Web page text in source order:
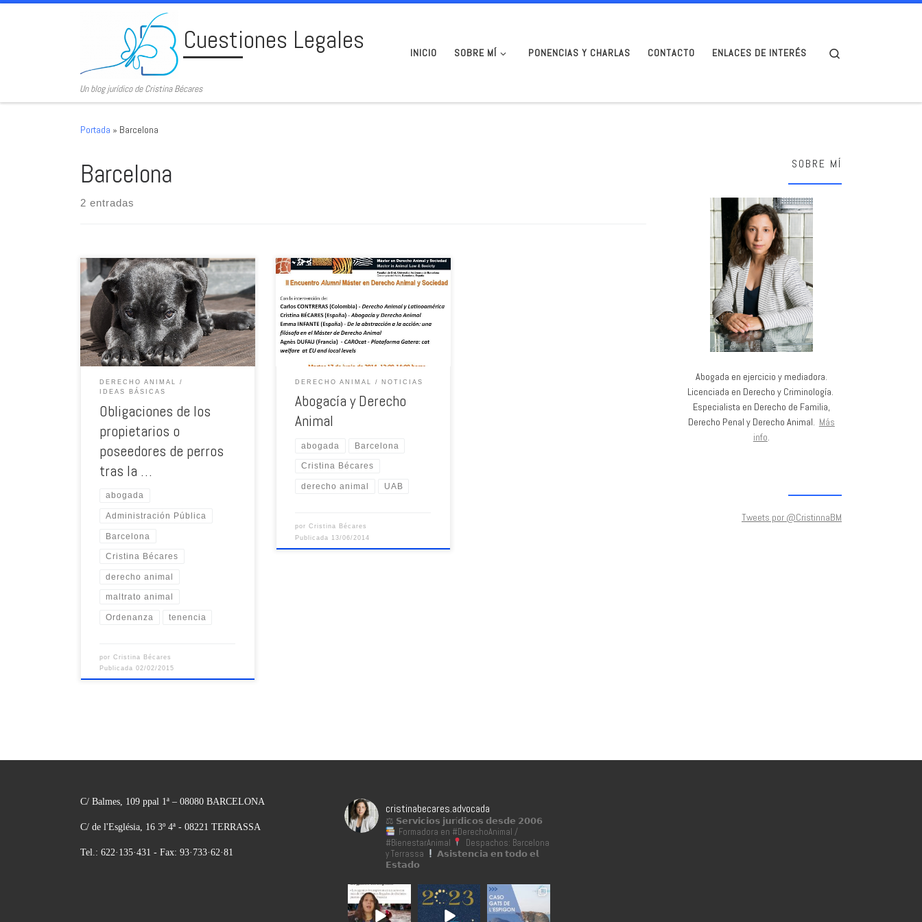
Cuestiones Legales
Un blog jurídico de Cristina Bécares
INICIO SOBRE MÍ PONENCIAS Y CHARLAS CONTACTO ENLACES DE INTERÉS
Portada » Barcelona
Barcelona
2 entradas
DERECHO ANIMAL
IDEAS BÁSICAS
Obligaciones de los
propietarios o
poseedores de perros
tras la …
abogada
Administración Pública
Barcelona
Cristina Bécares
derecho animal
maltrato animal
Ordenanza tenencia
porCristina Bécares
Publicada02/02/2015
DERECHO ANIMAL NOTICIAS
Abogacía y Derecho
Animal
abogada Barcelona
Cristina Bécares
derecho animal UAB
porCristina Bécares
Publicada 13/06/2014
SOBRE MÍ
Abogada en ejercicio y mediadora.
Licenciada en Derecho y Criminología.
Especialista en Derecho de Familia,
Derecho Penal y Derecho Animal. Más
info.
Tweets por @CristinnaBM
C/ Balmes, 109 ppal 1ª – 08080 BARCELONA
C/ de l'Església, 16 3º 4ª - 08221 TERRASSA
Tel.: 622·135·431 - Fax: 93·733·62·81
cristinabecares.advocada
⚖ 𝗦𝗲𝗿𝘃𝗶𝗰𝗶𝗼𝘀 𝗷𝘂𝗿í𝗱𝗶𝗰𝗼𝘀 𝗱𝗲𝘀𝗱𝗲 𝟮𝟬𝟬𝟲
Formadora en #DerechoAnimal /
#BienestarAnimal
Despachos: Barcelona
y Terrassa
𝗔𝘀𝗶𝘀𝘁𝗲𝗻𝗰𝗶𝗮 𝗲𝗻 𝘁𝗼𝗱𝗼 𝗲𝗹
𝗘𝘀𝘁𝗮𝗱𝗼